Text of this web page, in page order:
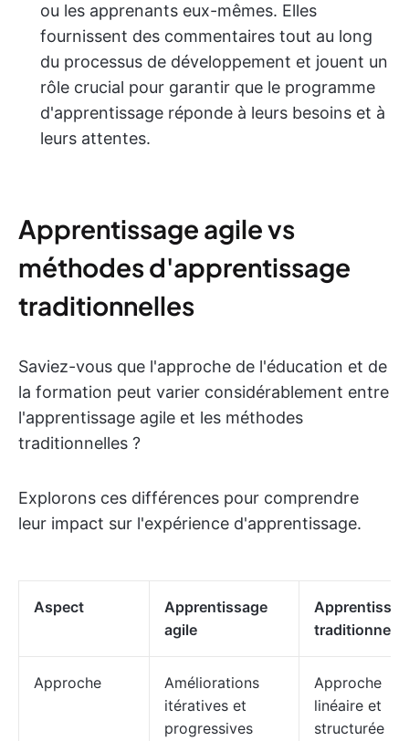
ou les apprenants eux-mêmes. Elles
fournissent des commentaires tout au long
du processus de développement et jouent un
rôle crucial pour garantir que le programme
d'apprentissage réponde à leurs besoins et à
leurs attentes.
Apprentissage agile vs
méthodes d'apprentissage
traditionnelles
Saviez-vous que l'approche de l'éducation et de
la formation peut varier considérablement entre
l'apprentissage agile et les méthodes
traditionnelles ?
Explorons ces différences pour comprendre
leur impact sur l'expérience d'apprentissage.
Aspect
Apprentissage
agile
traditionnel
Approche
Améliorations
itératives et
progressives
Approche
linéaire et
structurée